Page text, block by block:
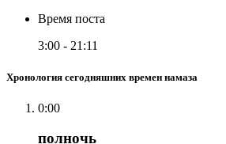
Время поста
3:00 - 21:11
Хронология сегодняшних времен намаза
0:00
полночь